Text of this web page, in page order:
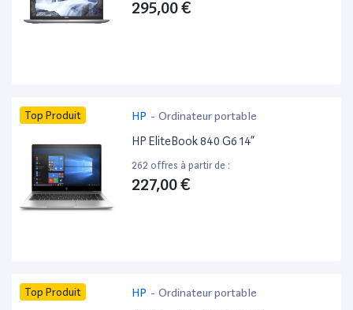
295,00 €
Top Produit HP - Ordinateur portable
HP EliteBook 840 G6 14”
262 offres à partir de :
227,00 €
Top Produit HP - Ordinateur portable